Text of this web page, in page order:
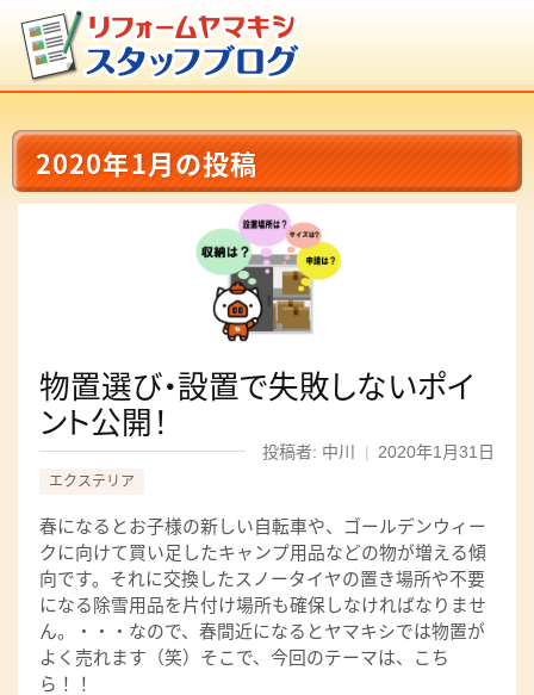
2020年1月の投稿
物置選び・設置で失敗しないポイ
ント公開！
投稿者: 中川 | 2020年1月31日
エクステリア
春になるとお子様の新しい自転車や、ゴールデンウィー
クに向けて買い足したキャンプ用品などの物が増える傾
向です。それに交換したスノータイヤの置き場所や不要
になる除雪用品を片付け場所も確保しなければなりませ
ん。・・・なので、春間近になるとヤマキシでは物置が
よく売れます（笑）そこで、今回のテーマは、こち
ら！！